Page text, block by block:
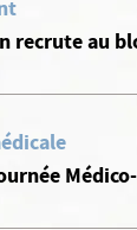
recrute au